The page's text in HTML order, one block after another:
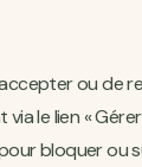
ou de
le lien «
bloquer ou